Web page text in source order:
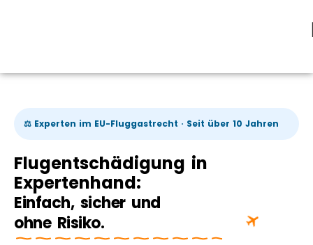
⚖️ Experten im EU-Fluggastrecht · Seit über 10 Jahren
Flugentschädigung in
Expertenhand:
Einfach, sicher und
ohne Risiko.